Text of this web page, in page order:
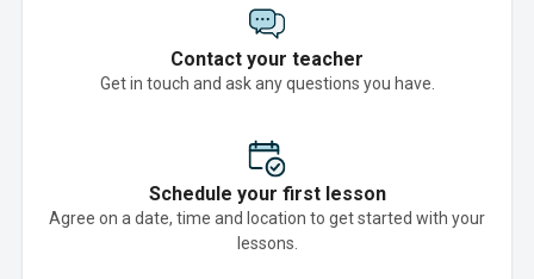
Contact your teacher
Get in touch and ask any questions you have.
Schedule your first lesson
Agree on a date, time and location to get started with your
lessons.